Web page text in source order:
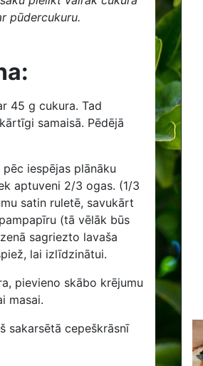
pūdercukuru.
45 g cukura. Tad
samaisā. Pēdējā
iespējas plānāku
aptuveni 2/3 ogas. (1/3
satin ruletē, savukārt
(tā vēlāk būs
sagriezto lavaša
lai izlīdzinātui.
pievieno skābo krējumu
masai.
sakarsētā cepeškrāsnī